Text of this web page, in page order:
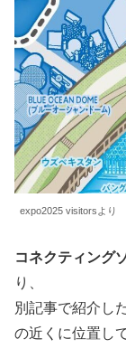
expo2025 visitorsより
コネクティング
り、
別記事で紹介した
の近くに位置し